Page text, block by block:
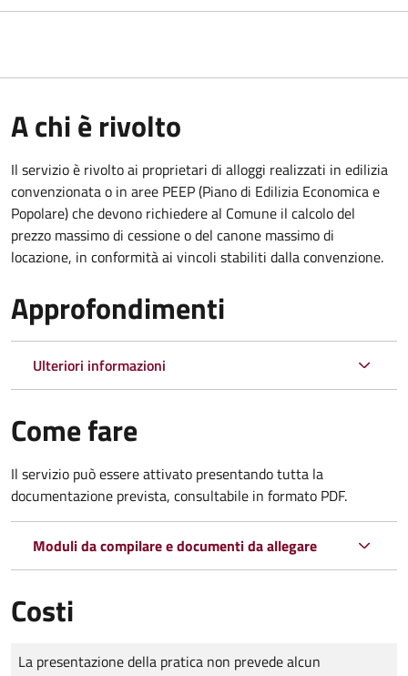
A chi è rivolto
Il servizio è rivolto ai proprietari di alloggi realizzati in edilizia
convenzionata o in aree PEEP (Piano di Edilizia Economica e
Popolare) che devono richiedere al Comune il calcolo del
prezzo massimo di cessione o del canone massimo di
locazione, in conformità ai vincoli stabiliti dalla convenzione.
Approfondimenti
Ulteriori informazioni
Come fare
Il servizio può essere attivato presentando tutta la
documentazione prevista, consultabile in formato PDF.
Moduli da compilare e documenti da allegare
Costi
Tipo di pagamento
Importo
La presentazione della pratica non prevede alcun